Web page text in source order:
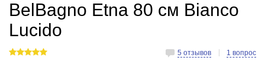
BelBagno Etna 80 см Bianco
Lucido
5 отзывов 1 вопрос